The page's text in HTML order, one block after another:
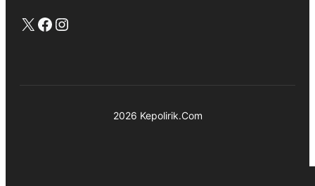
X Facebook
Instagram
2026 Kepolirik.Com